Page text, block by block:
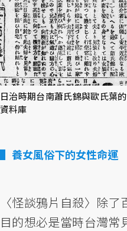
日治時期台南蕭氏錦與歐氏葉
資料庫
養女風俗下的女性命運
〈怪談鴉片自殺〉除
目的想必是當時台灣